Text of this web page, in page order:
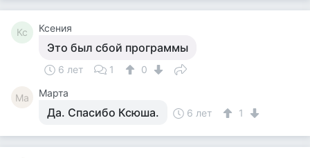
Кс Ксения
Это был сбой программы
6 лет 1 0
Ма Марта
Да. Спасибо Ксюша. 6 лет 1